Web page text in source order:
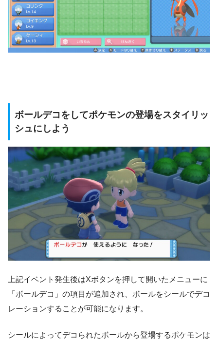
ボールデコをしてポケモンの登場をスタイリッ
シュにしよう
上記イベント発生後はXボタンを押して開いたメニューに
「ボールデコ」の項目が追加され、ボールをシールでデコ
レーションすることが可能になります。
シールによってデコられたボールから登場するポケモンは